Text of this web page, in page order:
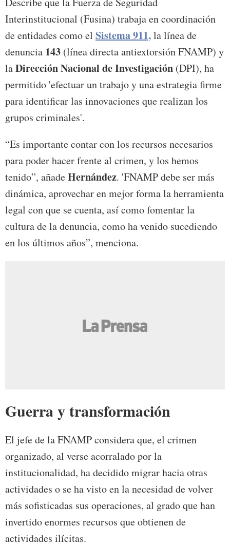
Interinstitucional (Fusina) trabaja en coordinación
de entidades como el Sistema 911,la línea de
denuncia 143 (línea directa antiextorsión FNAMP) y
laDirección Nacional de Investigación (DPI), ha
permitido 'efectuar un trabajo y una estrategia firme
para identificar las innovaciones que realizan los
grupos criminales'.
“Es importante contar con los recursos necesarios
para poder hacer frente al crimen, y los hemos
tenido”, añadeHernández. 'FNAMP debe ser más
dinámica, aprovechar en mejor forma la herramienta
legal con que se cuenta, así como fomentar la
cultura de la denuncia, como ha venido sucediendo
en los últimos años”, menciona.
Guerra y transformación
El jefe de la FNAMP considera que, el crimen
organizado, al verse acorralado por la
institucionalidad, ha decidido migrar hacia otras
actividades o se ha visto en la necesidad de volver
más sofisticadas sus operaciones, al grado que han
invertido enormes recursos que obtienen de
actividades ilícitas.